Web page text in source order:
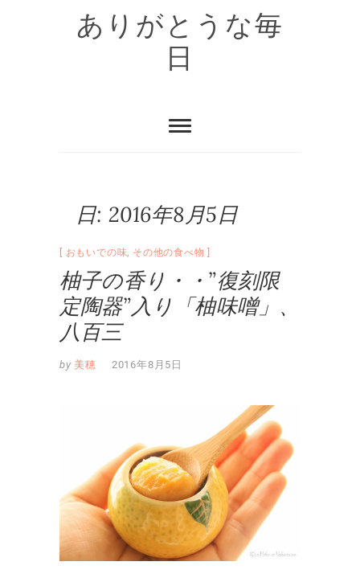
ありがとうな毎
日
日: 2016年8月5日
おもいでの味, その他の食べ物
柚子の香り・・”復刻限
定陶器”入り「柚味噌」、
八百三
by 美穂 2016年8月5日